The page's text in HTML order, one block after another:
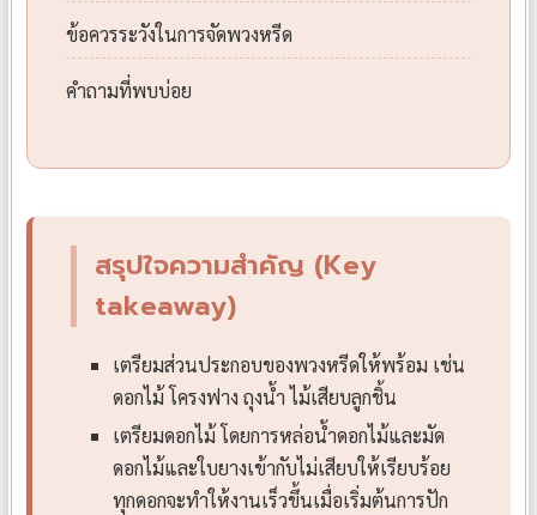
ข้อควรระวังในการจัดพวงหรีด
คำถามที่พบบ่อย
สรุปใจความสำคัญ (Key
takeaway)
เตรียมส่วนประกอบของพวงหรีดให้พร้อม เช่น
ดอกไม้ โครงฟาง ถุงน้ำ ไม้เสียบลูกชิ้น
เตรียมดอกไม้ โดยการหล่อน้ำดอกไม้และมัด
ดอกไม้และใบยางเข้ากับไม่เสียบให้เรียบร้อย
ทุกดอกจะทำให้งานเร็วขึ้นเมื่อเริ่มต้นการปัก